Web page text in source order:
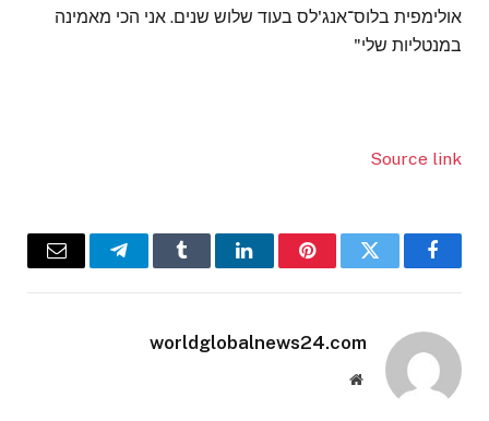
אולימפית בלוס־אנג'לס בעוד שלוש שנים. אני הכי מאמינה
במנטליות שלי"
Source link
Facebook
Twitter
Pinterest
LinkedIn
Tumblr
Telegram
Email
worldglobalnews24.com
Website